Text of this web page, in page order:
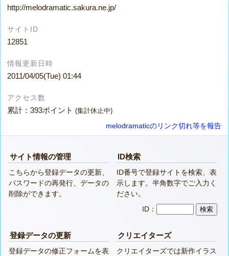
http://melodramatic.sakura.ne.jp/
サイトID
12851
情報更新日時
2011/04/05(Tue) 01:44
アクセス数
累計：393ポイント(集計休止中)
melodramaticのリンク切れ等を報告
サイト情報の管理
こちらから登録データの更新、
パスワードの再発行、データの
削除ができます。
ID検索
ID番号で登録サイトを検索、表
示します。半角数字でご入力く
ださい。
ID：
登録データの更新
登録データの修正フォームを表
クリエイターズ
クリエイターズでは新作イラス